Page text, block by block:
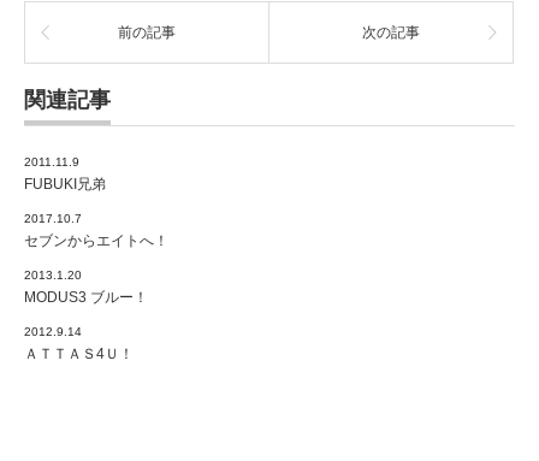
前の記事 次の記事
関連記事
2011.11.9
FUBUKI兄弟
2017.10.7
セブンからエイトへ！
2013.1.20
MODUS3 ブルー！
2012.9.14
ＡＴＴＡＳ4Ｕ！